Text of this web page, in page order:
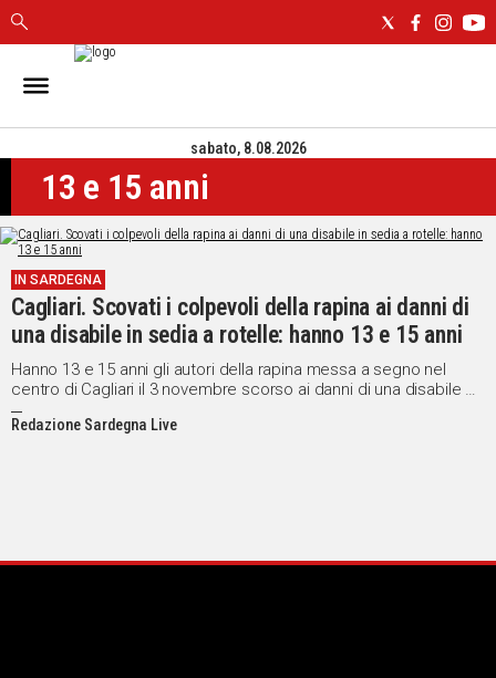
IN
CAGLIARI
SASSARI
NUORO
ORISTANO
SULCIS
GALLURA
OGLIASTRA
CAMPIDANO
sabato, 8.08.2026
13 e 15 anni
IN SARDEGNA
Cagliari. Scovati i colpevoli della rapina ai danni di
una disabile in sedia a rotelle: hanno 13 e 15 anni
Hanno 13 e 15 anni gli autori della rapina messa a segno nel
centro di Cagliari il 3 novembre scorso ai danni di una disabile di
79 anni in sedia a rotelle e della sua badante.
Redazione Sardegna Live